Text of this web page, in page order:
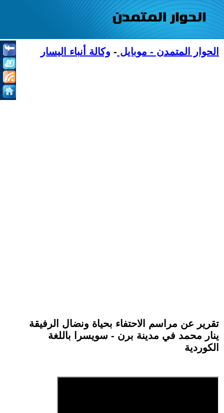
الحوار المتمدن - موبايل - وكالة أنباء اليسار
تقرير عن مراسم الاحتفاء بحياة ونضال الرفيقة
ينار محمد في مدينة برن - سويسرا باللغة
الكوردية